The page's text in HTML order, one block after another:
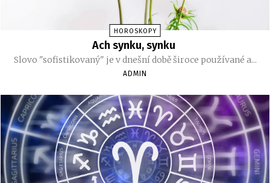
HOROSKOPY
Ach synku, synku
Slovo "sofistikovaný" je v dnešní době široce používané a...
ADMIN